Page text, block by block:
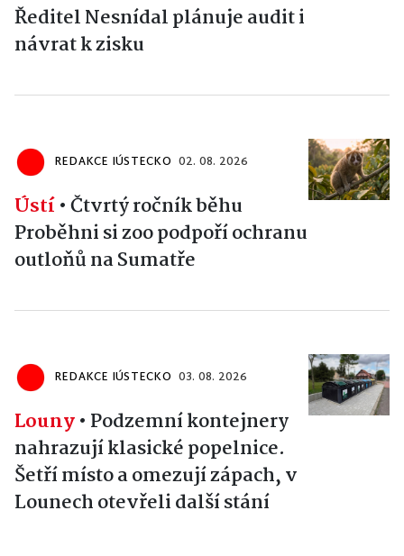
Ředitel Nesnídal plánuje audit i
návrat k zisku
REDAKCE IÚSTECKO 02. 08. 2026
Ústí•Čtvrtý ročník běhu
Proběhni si zoo podpoří ochranu
outloňů na Sumatře
REDAKCE IÚSTECKO 03. 08. 2026
Louny• Podzemní kontejnery
nahrazují klasické popelnice.
Šetří místo a omezují zápach, v
Lounech otevřeli další stání